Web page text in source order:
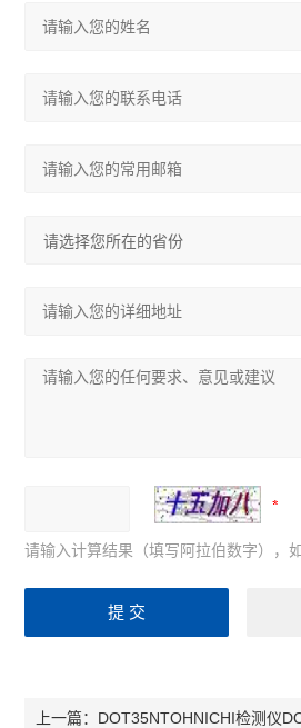
请输入计算结果（填写阿拉伯数字），
上一篇： DOT35NTOHNICHI检测仪DOT35N,